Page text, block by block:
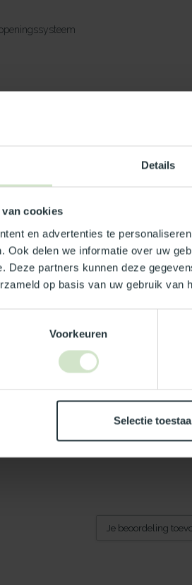
Details
van cookies
en advertenties te
Ook delen we informatie over uw
Deze partners kunnen deze
op basis van uw gebruik van
Voorkeuren
Selectie
type Benvic S wit
(buitenblad)
Je beoordeling